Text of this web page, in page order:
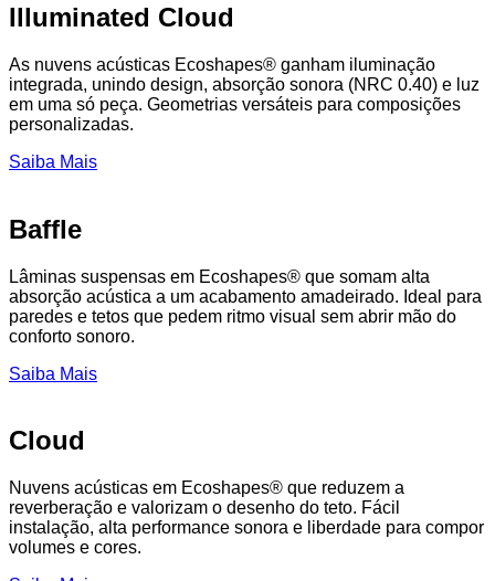
Illuminated Cloud
As nuvens acústicas Ecoshapes® ganham iluminação
integrada, unindo design, absorção sonora (NRC 0.40) e luz
em uma só peça. Geometrias versáteis para composições
personalizadas.
Saiba Mais
Baffle
Lâminas suspensas em Ecoshapes® que somam alta
absorção acústica a um acabamento amadeirado. Ideal para
paredes e tetos que pedem ritmo visual sem abrir mão do
conforto sonoro.
Saiba Mais
Cloud
Nuvens acústicas em Ecoshapes® que reduzem a
reverberação e valorizam o desenho do teto. Fácil
instalação, alta performance sonora e liberdade para compor
volumes e cores.